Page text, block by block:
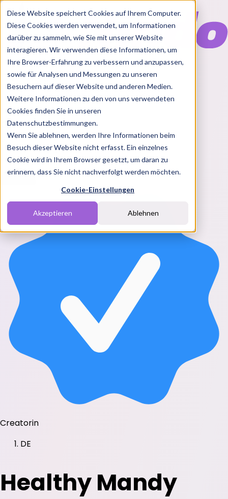
Diese Website speichert Cookies auf Ihrem Computer.
Diese Cookies werden verwendet, um Informationen
darüber zu sammeln, wie Sie mit unserer Website
interagieren. Wir verwenden diese Informationen, um
Ihre Browser-Erfahrung zu verbessern und anzupassen,
sowie für Analysen und Messungen zu unseren
Besuchern auf dieser Website und anderen Medien.
Weitere Informationen zu den von uns verwendeten
Cookies finden Sie in unseren
Datenschutzbestimmungen.
Wenn Sie ablehnen, werden Ihre Informationen beim
Besuch dieser Website nicht erfasst. Ein einzelnes
Cookie wird in Ihrem Browser gesetzt, um daran zu
erinnern, dass Sie nicht nachverfolgt werden möchten.
Cookie-Einstellungen
Akzeptieren Ablehnen
Features
Solutions
BlogChartsRabatt CodesPakete
Login
Creatorin
DE
Healthy Mandy